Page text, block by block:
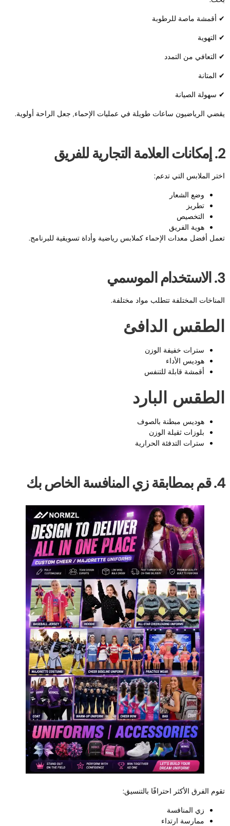
أقمشة ماصة للرطوبة
التهوية
التعافي من التمدد
المتانة
سهولة الصيانة
الرياضيون ساعات طويلة في عمليات الإحماء, جعل الراحة أولوية.
للفريق
الملابس التي تدعم:
وضع الشعار
تطريز
التخصيص
هوية الفريق
أفضل معدات الإحماء كملابس رياضية وأداة تسويقية للبرنامج.
المختلفة تتطلب مواد مختلفة.
الدافئ
سترات خفيفة الوزن
هوديس الأداء
أقمشة قابلة للتنفس
البارد
هوديس مبطنة بالصوف
بلوزات ثقيلة الوزن
سترات التدفئة الحرارية
الخاص بك
الفرق الأكثر احترافًا بالتنسيق:
زي المنافسة
ممارسة ارتداء